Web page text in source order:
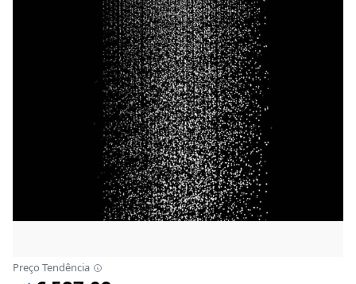
Preço Tendência